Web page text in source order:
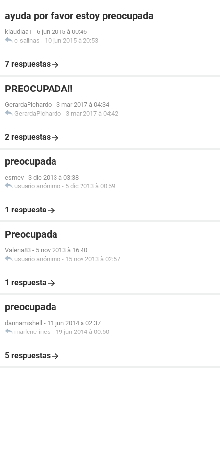
ayuda por favor estoy preocupada
klaudiaa1 - 6 jun 2015 à 00:46
c-salinas - 10 jun 2015 à 20:53
7 respuestas
PREOCUPADA!!
GerardaPichardo - 3 mar 2017 à 04:34
GerardaPichardo - 3 mar 2017 à 04:42
2 respuestas
preocupada
esmev - 3 dic 2013 à 03:38
usuario anónimo - 5 dic 2013 à 00:59
1 respuesta
Preocupada
Valeria83 - 5 nov 2013 à 16:40
usuario anónimo - 15 nov 2013 à 02:57
1 respuesta
preocupada
dannamishell - 11 jun 2014 à 02:37
marlene-ines - 19 jun 2014 à 00:50
5 respuestas